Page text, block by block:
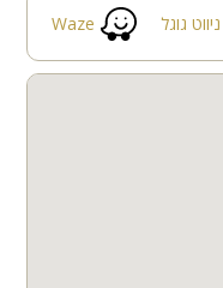
Waze ניווט גוגל